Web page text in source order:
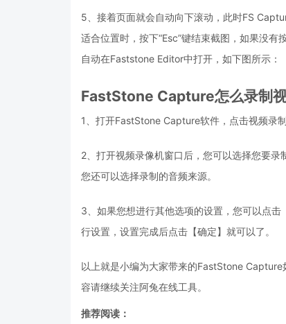
5、接着页面就会自动向下滚动，此时FS
适合位置时，按下“Esc”键结束截图，如果没有
自动在Faststone Editor中打开，如下图所示：
FastStone Capture怎么录制
1、打开FastStone Capture软件，点击视频录制
2、打开视频录像机窗口后，您可以选择您要录
您还可以选择录制的音频来源。
3、如果您想进行其他选项的设置，您可以点
行设置，设置完成后点击【确定】就可以了。
以上就是小编为大家带来的FastStone
容请继续关注阿兔在线工具。
推荐阅读：